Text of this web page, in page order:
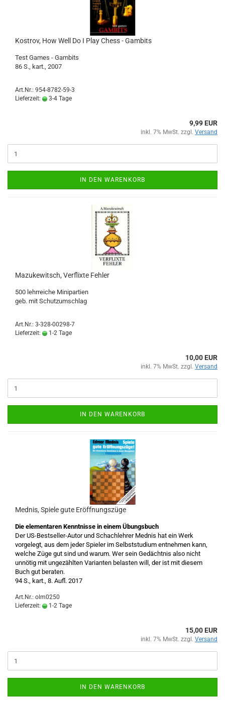
Kostrov, How Well Do I Play Chess - Gambits
Test Games - Gambits
86 S., kart., 2007
Art.Nr.: 954-8782-59-3
Lieferzeit:
3-4 Tage
9,99 EUR
inkl. 7% MwSt. zzgl. Versand
IN DEN WARENKORB
Mazukewitsch, Verflixte Fehler
500 lehrreiche Minipartien
geb. mit Schutzumschlag
Art.Nr.: 3-328-00298-7
Lieferzeit:
1-2 Tage
10,00 EUR
inkl. 7% MwSt. zzgl. Versand
IN DEN WARENKORB
Mednis, Spiele gute Eröffnungszüge
Die elementaren Kenntnisse in einem Übungsbuch
Der US-Bestseller-Autor und Schachlehrer Mednis hat ein Werk
vorgelegt, aus dem jeder Spieler im Selbststudium entnehmen kann,
welche Züge gut sind und warum. Wer sein Gedächtnis also nicht
unnötig mit ungezählten Varianten belasten will, der ist mit diesem
Buch gut beraten.
94 S., kart., 8. Aufl. 2017
Art.Nr.: olm0250
Lieferzeit:
1-2 Tage
15,00 EUR
inkl. 7% MwSt. zzgl. Versand
IN DEN WARENKORB